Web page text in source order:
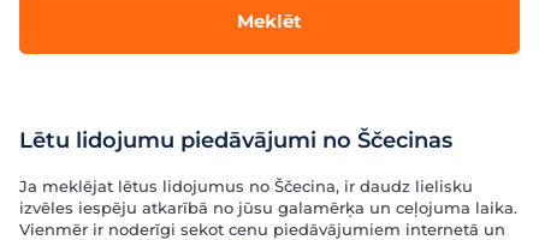
Meklēt
Lētu lidojumu piedāvājumi no Ščecinas
Ja meklējat lētus lidojumus no Ščecina, ir daudz lielisku
izvēles iespēju atkarībā no jūsu galamērķa un ceļojuma laika.
Vienmēr ir noderīgi sekot cenu piedāvājumiem internetā un